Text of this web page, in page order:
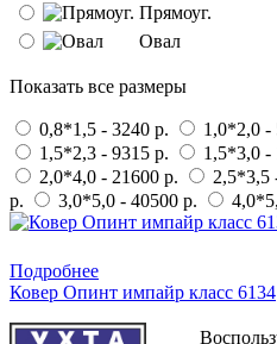
Прямоуг.
Овал
Показать все размеры
0,8*1,5 - 3240 р. 1,0*2,0 -
1,5*2,3 - 9315 р.
1,5*3,0 -
2,0*4,0 - 21600 р.
2,5*3,5
р.
3,0*5,0 - 40500 р.
Подробнее
Ковер Опинт импайр класс 6134